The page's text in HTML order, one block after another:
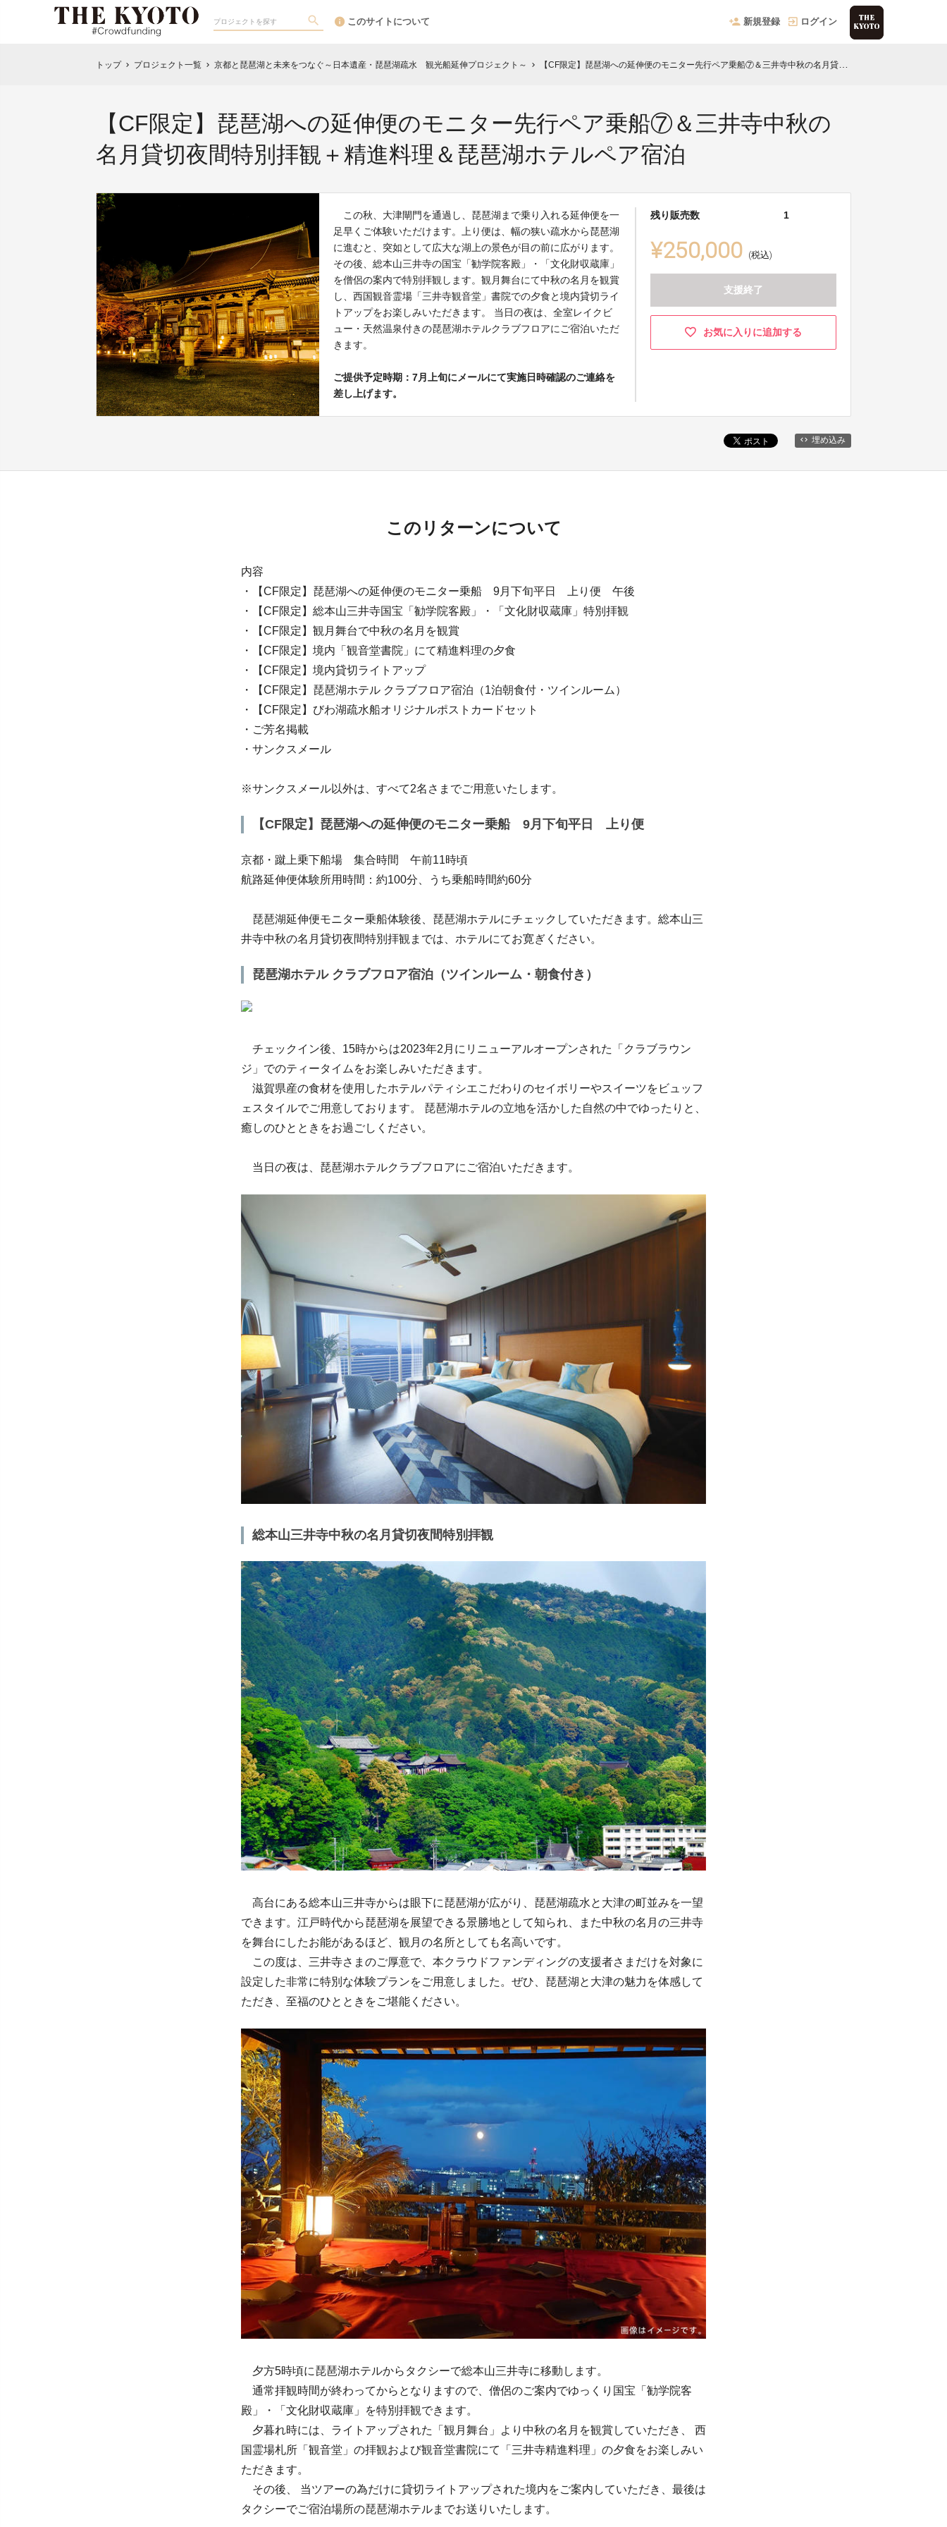
このサイトについて 新規登録 ログイン
トップ chevron_right プロジェクト一覧 chevron_right 京都と琵琶湖と未来をつなぐ～日本遺産・琵琶湖疏水 観光船延伸プロジェクト～ chevron_right 【CF限定】琵琶湖への延伸便のモニター先行ペア乗船⑦＆三井寺中秋の名月貸切夜間特別拝観＋精進料理＆琵琶湖ホテルペア宿泊
【CF限定】琵琶湖への延伸便のモニター先行ペア乗船⑦＆三井寺中秋の
名月貸切夜間特別拝観＋精進料理＆琵琶湖ホテルペア宿泊
この秋、大津閘門を通過し、琵琶湖まで乗り入れる延伸便を一
足早くご体験いただけます。上り便は、幅の狭い疏水から琵琶湖
に進むと、突如として広大な湖上の景色が目の前に広がります。
その後、総本山三井寺の国宝「勧学院客殿」・「文化財収蔵庫」
を僧侶の案内で特別拝観します。観月舞台にて中秋の名月を観賞
し、西国観音霊場「三井寺観音堂」書院での夕食と境内貸切ライ
トアップをお楽しみいただきます。 当日の夜は、全室レイクビ
ュー・天然温泉付きの琵琶湖ホテルクラブフロアにご宿泊いただ
きます。
ご提供予定時期：7月上旬にメールにて実施日時確認のご連絡を
差し上げます。
残り販売数 1
¥250,000 (税込)
支援終了
お気に入りに追加する
埋め込み
このリターンについて
内容
・【CF限定】琵琶湖への延伸便のモニター乗船 9月下旬平日 上り便 午後
・【CF限定】総本山三井寺国宝「勧学院客殿」・「文化財収蔵庫」特別拝観
・【CF限定】観月舞台で中秋の名月を観賞
・【CF限定】境内「観音堂書院」にて精進料理の夕食
・【CF限定】境内貸切ライトアップ
・【CF限定】琵琶湖ホテル クラブフロア宿泊（1泊朝食付・ツインルーム）
・【CF限定】びわ湖疏水船オリジナルポストカードセット
・ご芳名掲載
・サンクスメール
※サンクスメール以外は、すべて2名さまでご用意いたします。
【CF限定】琵琶湖への延伸便のモニター乗船 9月下旬平日 上り便
京都・蹴上乗下船場 集合時間 午前11時頃
航路延伸便体験所用時間：約100分、うち乗船時間約60分
琵琶湖延伸便モニター乗船体験後、琵琶湖ホテルにチェックしていただきます。総本山三
井寺中秋の名月貸切夜間特別拝観までは、ホテルにてお寛ぎください。
琵琶湖ホテル クラブフロア宿泊（ツインルーム・朝食付き）
チェックイン後、15時からは2023年2月にリニューアルオープンされた「クラブラウン
ジ」でのティータイムをお楽しみいただきます。
滋賀県産の食材を使用したホテルパティシエこだわりのセイボリーやスイーツをビュッフ
ェスタイルでご用意しております。 琵琶湖ホテルの立地を活かした自然の中でゆったりと、
癒しのひとときをお過ごしください。
当日の夜は、琵琶湖ホテルクラブフロアにご宿泊いただきます。
総本山三井寺中秋の名月貸切夜間特別拝観
高台にある総本山三井寺からは眼下に琵琶湖が広がり、琵琶湖疏水と大津の町並みを一望
できます。江戸時代から琵琶湖を展望できる景勝地として知られ、また中秋の名月の三井寺
を舞台にしたお能があるほど、観月の名所としても名高いです。
この度は、三井寺さまのご厚意で、本クラウドファンディングの支援者さまだけを対象に
設定した非常に特別な体験プランをご用意しました。ぜひ、琵琶湖と大津の魅力を体感して
ただき、至福のひとときをご堪能ください。
夕方5時頃に琵琶湖ホテルからタクシーで総本山三井寺に移動します。
通常拝観時間が終わってからとなりますので、僧侶のご案内でゆっくり国宝「勧学院客
殿」・「文化財収蔵庫」を特別拝観できます。
夕暮れ時には、ライトアップされた「観月舞台」より中秋の名月を観賞していただき、 西
国霊場札所「観音堂」の拝観および観音堂書院にて「三井寺精進料理」の夕食をお楽しみい
ただきます。
その後、 当ツアーの為だけに貸切ライトアップされた境内をご案内していただき、最後は
タクシーでご宿泊場所の琵琶湖ホテルまでお送りいたします。